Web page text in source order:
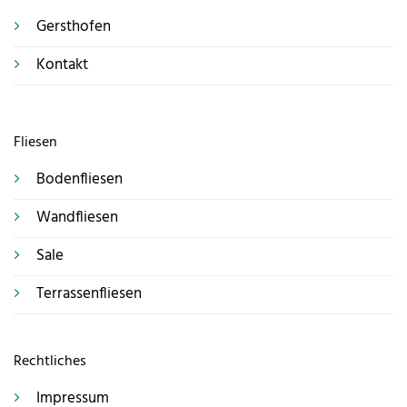
Wohnraumfliesen
Küchenfliesen
Fliesen
Wandfliesen
Sale
Wir vor Ort
Gersthofen
Kontakt